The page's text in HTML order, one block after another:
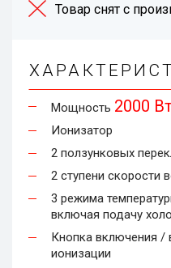
Товар снят с
Мощность 2000
Ионизатор
2 ползунковых
2 ступени скорости
3 режима
включая подачу
Кнопка включения
ионизации